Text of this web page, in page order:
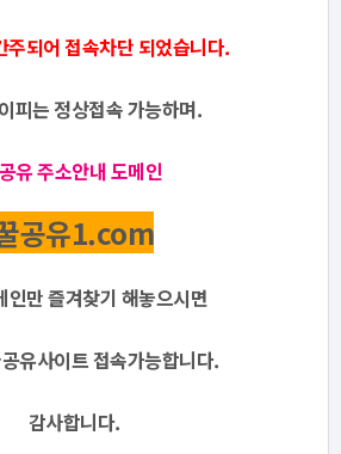
주되어 접속차단 되었습니다.
피는 정상접속 가능하며.
유 주소안내 도메인
공유1.com
인만 즐겨찾기 해놓으시면
유사이트 접속가능합니다.
감사합니다.